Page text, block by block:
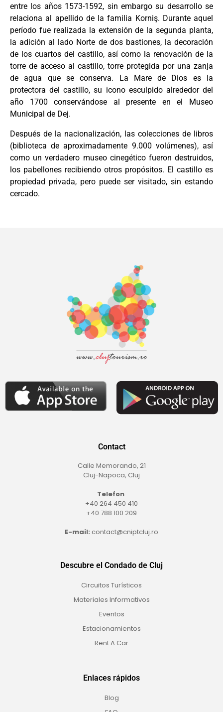
entre los años 1573-1592, sin embargo su desarrollo se
relaciona al apellido de la familia Korniş. Durante aquel
período fue realizada la extensión de la segunda planta,
la adición al lado Norte de dos bastiones, la decoración
de los cuartos del castillo, así como la renovación de la
torre de acceso al castillo, torre protegida por una zanja
de agua que se conserva. La Mare de Dios es la
protectora del castillo, su icono esculpido alrededor del
año 1700 conservándose al presente en el Museo
Municipal de Dej.
Después de la nacionalización, las colecciones de libros
(biblioteca de aproximadamente 9.000 volúmenes), así
como un verdadero museo cinegético fueron destruidos,
los pabellones recibiendo otros propósitos. El castillo es
propiedad privada, pero puede ser visitado, sin estando
cercado.
Contact
Calle Memorando, 21
Cluj-Napoca, Cluj
Telefon:
+40 264 450 410
+40 788 100 209
E-mail: contact@cniptcluj.ro
Descubre el Condado de Cluj
Circuitos Turísticos
Materiales Informativos
Eventos
Estacionamientos
Rent A Car
Enlaces rápidos
Blog